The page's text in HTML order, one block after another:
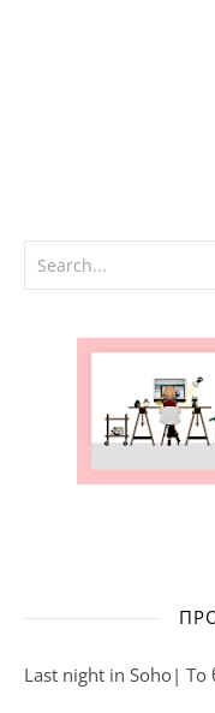
Last night in Soho| Το